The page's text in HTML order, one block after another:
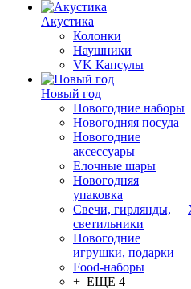
Акустика
Колонки
Наушники
VK Капсулы
Новый год
Новогодние наборы
Новогодняя посуда
Новогодние
аксессуары
Елочные шары
Новогодняя
упаковка
Свечи, гирлянды,
светильники
Новогодние
игрушки, подарки
Food-наборы
+ ЕЩЕ 4